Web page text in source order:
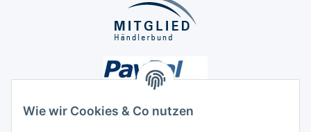
Wie wir Cookies & Co nutzen